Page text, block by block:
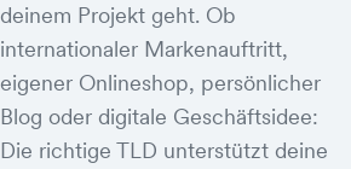
deinem Projekt geht. Ob
internationaler Markenauftritt,
eigener Onlineshop, persönlicher
Blog oder digitale Geschäftsidee:
Die richtige TLD unterstützt deine